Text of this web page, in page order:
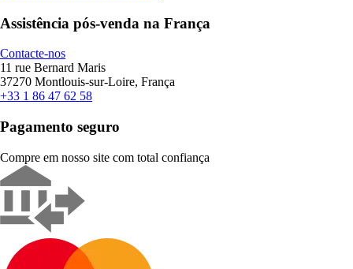
Assistência pós-venda na França
Contacte-nos
11 rue Bernard Maris
37270 Montlouis-sur-Loire, França
+33 1 86 47 62 58
Pagamento seguro
Compre em nosso site com total confiança